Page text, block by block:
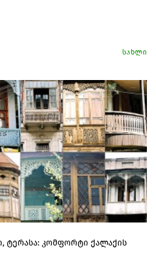
სახლი
ტერასა: კომფორტი ქალაქის